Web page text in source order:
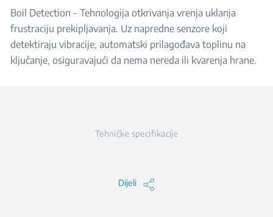
Boil Detection - Tehnologija otkrivanja vrenja uklanja
frustraciju prekipljavanja. Uz napredne senzore koji
detektiraju vibracije, automatski prilagođava toplinu na
ključanje, osiguravajući da nema nereda ili kvarenja hrane.
Tehničke specifikacije
Dijeli